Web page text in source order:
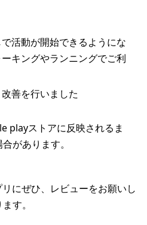
活動が開始できるようにな
キングやランニングでご利
善を行いました
playストアに反映されるま
があります。
にぜひ、レビューをお願いし
す。